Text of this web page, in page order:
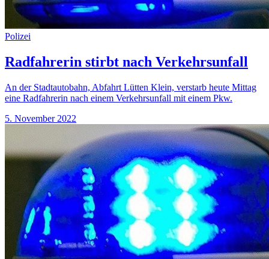
Polizei
Radfahrerin stirbt nach Verkehrsunfall
An der Stadtautobahn, Abfahrt Lütten Klein, verstarb heute Mittag
eine Radfahrerin nach einem Verkehrsunfall mit einem Pkw.
5. November 2022